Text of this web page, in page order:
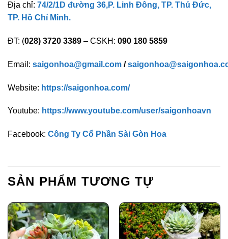
Địa chỉ: 74/2/1D đường 36,P. Linh Đông, TP. Thủ Đức,
TP. Hồ Chí Minh.
ĐT: (028) 3720 3389 – CSKH: 090 180 5859
Email: saigonhoa@gmail.com /
Website: https://saigonhoa.com/
Youtube: https://www.youtube.com/user/saigonhoavn
Facebook: Công Ty Cổ Phần Sài Gòn Hoa
SẢN PHẨM TƯƠNG TỰ